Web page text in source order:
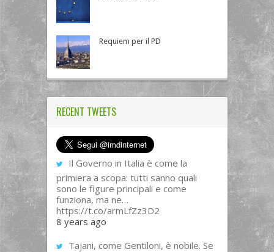
Requiem per il PD
RECENT TWEETS
Il Governo in Italia è come la
primiera a scopa: tutti sanno quali
sono le figure principali e come
funziona, ma ne…
https://t.co/armLfZz3D2
8 years ago
Tajani, come Gentiloni, è nobile. Se